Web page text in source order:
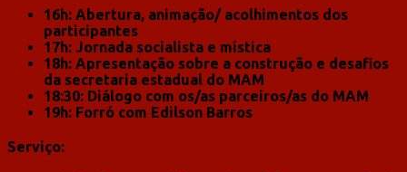
16h: Abertura, animação/ acolhimentos dos
participantes
17h: Jornada socialista e mística
18h: Apresentação sobre a construção e desafios
da secretaria estadual do MAM
18:30: Diálogo com os/as parceiros/as do MAM
19h: Forró com Edilson Barros
Serviço: